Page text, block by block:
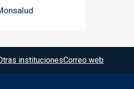
institucionesCorreo web